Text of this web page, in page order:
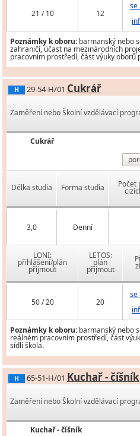
21 / 10 12
se
Poznámky k oboru: barmanský nebo
zahraničí, účast na mezinárodních
pracovním prostředí, část výuky oborů
H 29-54-H/01 Cukrář
Zaměření nebo Školní vzdělávací
Cukrář
Délka studia Forma studia Počet
3,0 Denní
LONI:
přihlášení/plán
přijmout
LETOS:
plán
přijmout
50 / 20 20
se
Poznámky k oboru: barmanský nebo
reálném pracovním prostředí, část
sídlí škola.
H 65-51-H/01 Kuchař - číšník
Zaměření nebo Školní vzdělávací
Kuchař - číšník